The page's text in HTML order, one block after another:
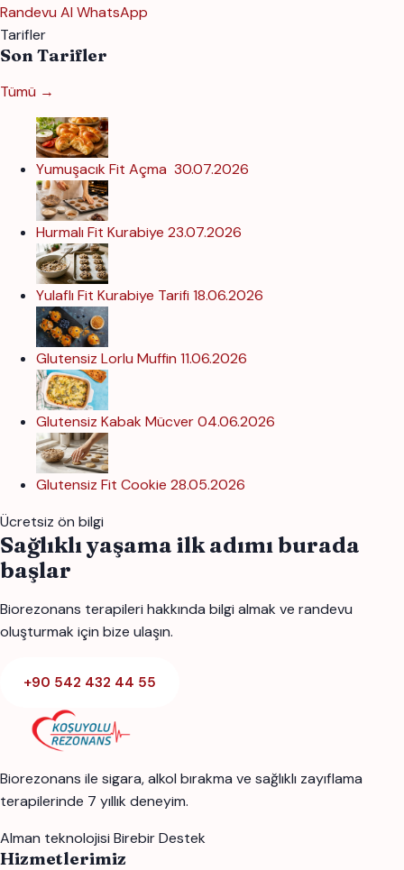
Randevu Al WhatsApp
Tarifler
Son Tarifler
Tümü →
Yumuşacık Fit Açma 30.07.2026
Hurmalı Fit Kurabiye 23.07.2026
Yulaflı Fit Kurabiye Tarifi 18.06.2026
Glutensiz Lorlu Muffin 11.06.2026
Glutensiz Kabak Mücver04.06.2026
Glutensiz Fit Cookie 28.05.2026
Ücretsiz ön bilgi
Sağlıklı yaşama ilk adımı burada
başlar
Biorezonans terapileri hakkında bilgi almak ve randevu
oluşturmak için bize ulaşın.
+90 542 432 44 55
Biorezonans ile sigara, alkol bırakma ve sağlıklı zayıflama
terapilerinde 7 yıllık deneyim.
Alman teknolojisi Birebir Destek
Hizmetlerimiz